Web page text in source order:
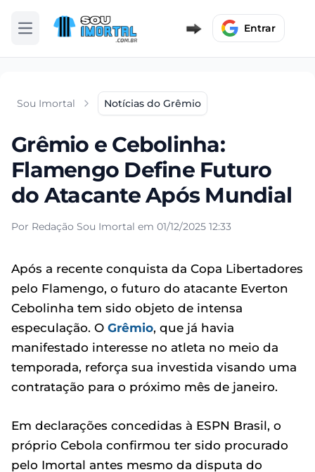
Abrir menu Entrar
Sou Imortal Notícias do Grêmio
Grêmio e Cebolinha:
Flamengo Define Futuro
do Atacante Após Mundial
Por Redação Sou Imortal em 01/12/2025 12:33
Após a recente conquista da Copa Libertadores
pelo Flamengo, o futuro do atacante Everton
Cebolinha tem sido objeto de intensa
especulação. O Grêmio, que já havia
manifestado interesse no atleta no meio da
temporada, reforça sua investida visando uma
contratação para o próximo mês de janeiro.
Em declarações concedidas à ESPN Brasil, o
próprio Cebola confirmou ter sido procurado
pelo Imortal antes mesmo da disputa do